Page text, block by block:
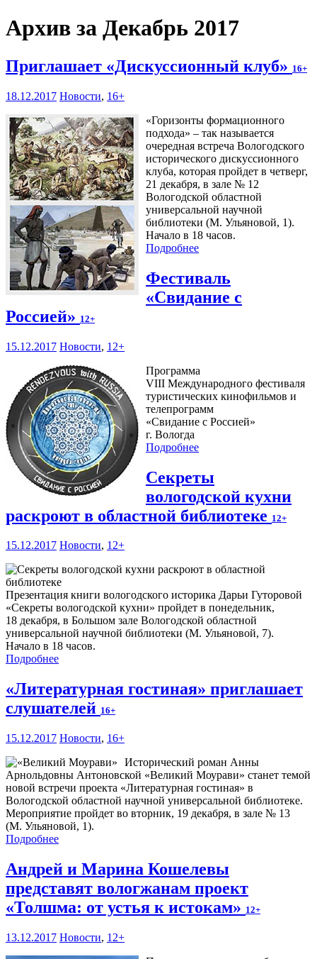
Архив за Декабрь 2017
Приглашает «Дискуссионный клуб» 16+
18.12.2017 Новости, 16+
«Горизонты формационного
подхода» – так называется
очередная встреча Вологодского
исторического дискуссионного
клуба, которая пройдет в четверг,
21 декабря, в зале № 12
Вологодской областной
универсальной научной
библиотеки (М. Ульяновой, 1).
Начало в 18 часов.
Подробнее
Фестиваль
«Свидание с
Россией» 12+
15.12.2017 Новости, 12+
Программа
VIII Международного фестиваля
туристических кинофильмов и
телепрограмм
«Свидание с Россией»
г. Вологда
Подробнее
Секреты
вологодской кухни
раскроют в областной библиотеке 12+
15.12.2017 Новости, 12+
Презентация книги вологодского историка Дарьи Гуторовой
«Секреты вологодской кухни» пройдет в понедельник,
18 декабря, в Большом зале Вологодской областной
универсальной научной библиотеки (М. Ульяновой, 7).
Начало в 18 часов.
Подробнее
«Литературная гостиная» приглашает
слушателей 16+
15.12.2017 Новости, 16+
Исторический роман Анны
Арнольдовны Антоновской «Великий Моурави» станет темой
новой встречи проекта «Литературная гостиная» в
Вологодской областной научной универсальной библиотеке.
Мероприятие пройдет во вторник, 19 декабря, в зале № 13
(М. Ульяновой, 1).
Подробнее
Андрей и Марина Кошелевы
представят вологжанам проект
«Толшма: от устья к истокам» 12+
13.12.2017 Новости, 12+